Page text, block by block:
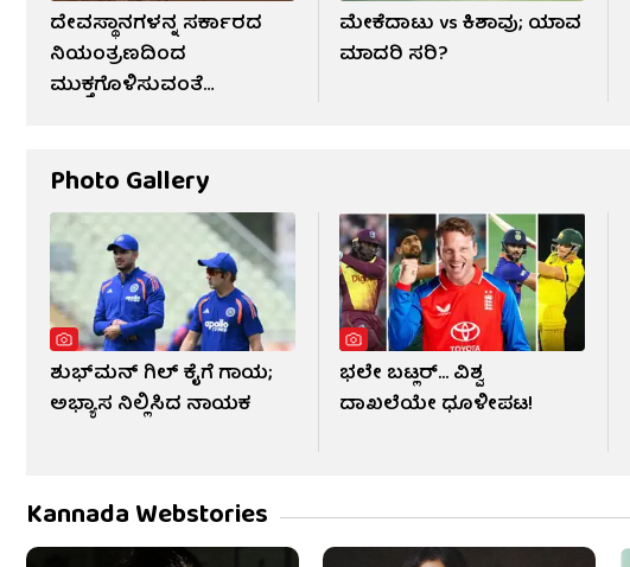
ದೇವಸ್ಥಾನಗಳನ್ನ ಸರ್ಕಾರದ
ನಿಯಂತ್ರಣದಿಂದ
ಮುಕ್ತಗೊಳಿಸುವಂತೆ
ಮೇಕೆದಾಟು vs ಕಿಶಾವು; ಯಾವ
ಮಾದರಿ ಸರಿ?
Photo Gallery
ಶುಭ್​ಮನ್ ಗಿಲ್ ಕೈಗೆ ಗಾಯ;
ಅಭ್ಯಾಸ ನಿಲ್ಲಿಸಿದ ನಾಯಕ
ಭಲೇ ಬಟ್ಲರ್... ವಿಶ್ವ
ದಾಖಲೆಯೇ ಧೂಳೀಪಟ!
Kannada Webstories